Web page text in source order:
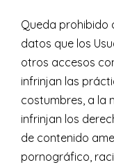
Queda prohibido
datos que los
otros accesos
infrinjan las
costumbres, a la
infrinjan los
de contenido
pornográfico,